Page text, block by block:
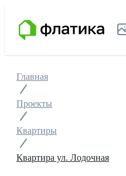
Главная
Проекты
Квартиры
Квартира ул. Лодочная